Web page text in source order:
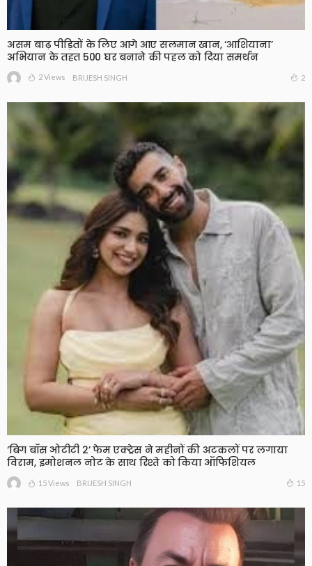
असम बाढ़ पीड़ितों के लिए आगे आए सलमान खान, ‘आशियाना’
अभियान के तहत 500 घर बनाने की पहल को दिया समर्थन
2 Views BRIJESH SINGH 2
‘बिग बॉस ओटीटी 2’ फेम एक्ट्रेस ने महीनों की अटकलों पर लगाया
विराम, इमोशनल नोट के साथ रिश्ते को किया ऑफिशियल
15 Views BRIJESH SINGH 15